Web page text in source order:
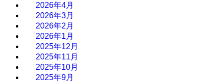
2026年4月
2026年3月
2026年2月
2026年1月
2025年12月
2025年11月
2025年10月
2025年9月